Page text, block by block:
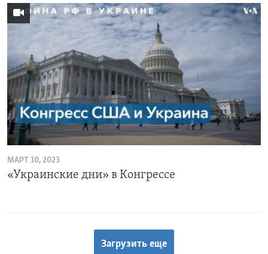
МАРТ 10, 2023
«Украинские дни» в Конгрессе
Загрузить еще